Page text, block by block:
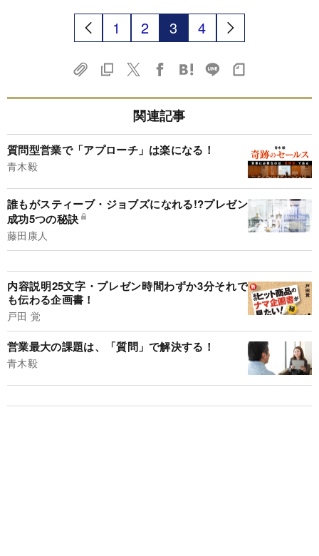
1 2 3 4
関連記事
質問型営業で「アプローチ」は楽になる！
青木毅
誰もがスティーブ・ジョブズになれる!?プレゼン
成功5つの秘訣
藤田康人
内容説明25文字・プレゼン時間わずか3分それで
も伝わる企画書！
戸田 覚
営業最大の課題は、「質問」で解決する！
青木毅